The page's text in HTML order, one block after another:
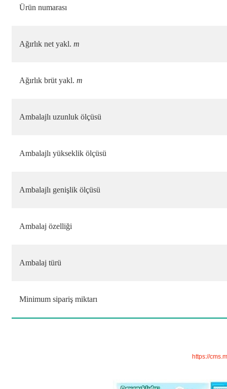
Ürün numarası
Ağırlık net yakl. m
Ağırlık brüt yakl. m
Ambalajlı uzunluk ölçüsü
Ambalajlı yükseklik ölçüsü
Ambalajlı genişlik ölçüsü
Ambalaj özelliği
Ambalaj türü
Minimum sipariş miktarı
https://